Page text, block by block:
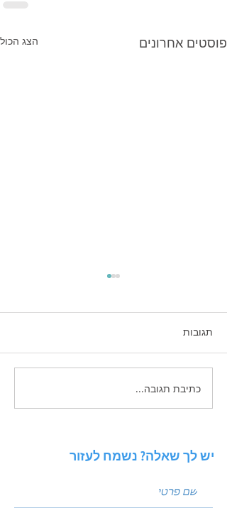
פוסטים אחרונים הצג הכול
נהפוך הוא בשיווק: איך
לעשות ניתוח מתחרים בענף
תגובות
כתיבת תגובה...
יש לך שאלה? נשמח לעזור